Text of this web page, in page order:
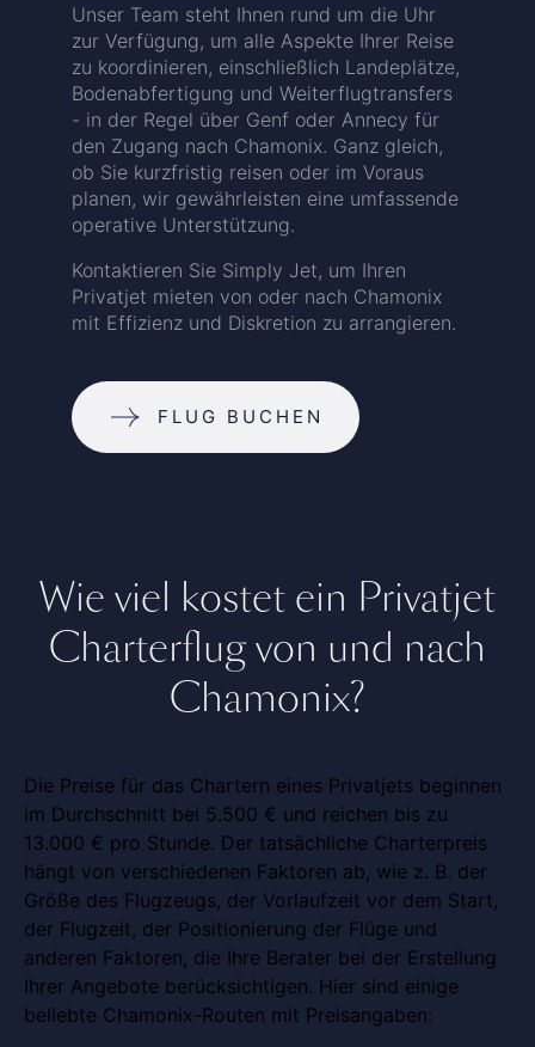
Unser Team steht Ihnen rund um die Uhr
zur Verfügung, um alle Aspekte Ihrer Reise
zu koordinieren, einschließlich Landeplätze,
Bodenabfertigung und Weiterflugtransfers
- in der Regel über Genf oder Annecy für
den Zugang nach Chamonix. Ganz gleich,
ob Sie kurzfristig reisen oder im Voraus
planen, wir gewährleisten eine umfassende
operative Unterstützung.
Kontaktieren Sie Simply Jet, um Ihren
Privatjet mieten von oder nach Chamonix
mit Effizienz und Diskretion zu arrangieren.
FLUG BUCHEN
Wie viel kostet ein Privatjet
Charterflug von und nach
Chamonix?
Die Preise für das Chartern eines Privatjets beginnen
im Durchschnitt bei 5.500 € und reichen bis zu
13.000 € pro Stunde. Der tatsächliche Charterpreis
hängt von verschiedenen Faktoren ab, wie z. B. der
Größe des Flugzeugs, der Vorlaufzeit vor dem Start,
der Flugzeit, der Positionierung der Flüge und
anderen Faktoren, die Ihre Berater bei der Erstellung
Ihrer Angebote berücksichtigen. Hier sind einige
beliebte Chamonix-Routen mit Preisangaben: